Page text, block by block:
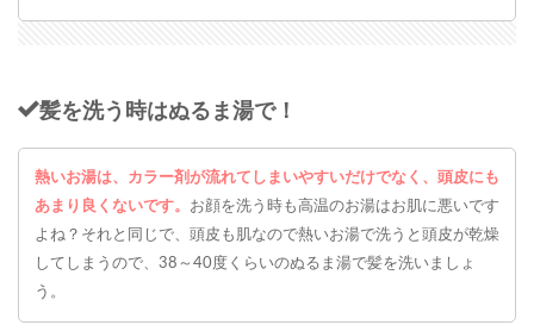
髪を洗う時はぬるま湯で！
熱いお湯は、カラー剤が流れてしまいやすいだけでなく、頭皮にも
あまり良くないです。
お顔を洗う時も高温のお湯はお肌に悪いです
よね？それと同じで、頭皮も肌なので熱いお湯で洗うと頭皮が乾燥
してしまうので、38～40度くらいのぬるま湯で髪を洗いましょ
う。